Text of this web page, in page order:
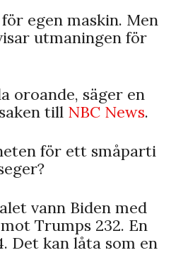
egen maskin. Men
utmaningen för
oroande, säger en
till NBC News.
för ett småparti
vann Biden med
Trumps 232. En
Det kan låta som en